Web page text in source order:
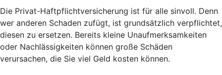
Die Privat-Haftpflichtversicherung ist für alle sinvoll. Denn
wer anderen Schaden zufügt, ist grundsätzlich verpflichtet,
diesen zu ersetzen. Bereits kleine Unaufmerksamkeiten
oder Nachlässigkeiten können große Schäden
verursachen, die Sie viel Geld kosten können.